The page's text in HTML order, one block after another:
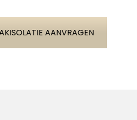
AANVRAGEN